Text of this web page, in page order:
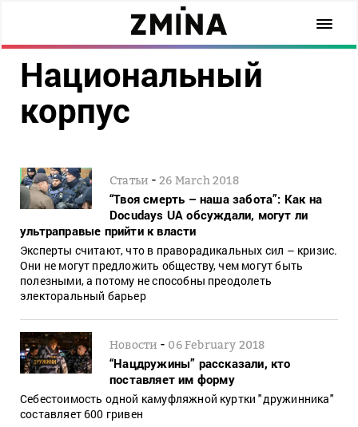
Национальный
корпус
Статьи -26 March 2018
“Твоя смерть – наша забота”: Как на
Docudays UA обсуждали, могут ли
ультраправые прийти к власти
Эксперты считают, что в праворадикальных сил – кризис.
Они не могут предложить обществу, чем могут быть
полезными, а потому не способны преодолеть
электоральный барьер
Новости - 06 February 2018
“Нацдружины” рассказали, кто
поставляет им форму
Себестоимость одной камуфляжной куртки "дружинника"
составляет 600 гривен